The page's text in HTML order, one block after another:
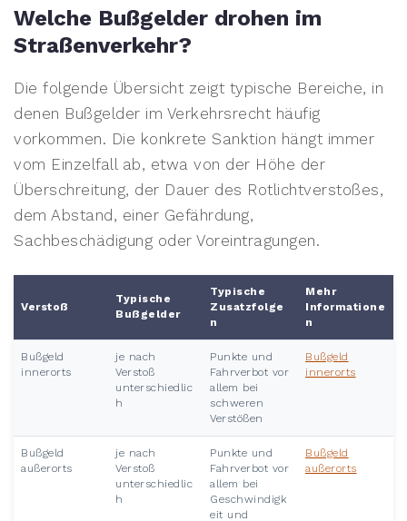
Welche Bußgelder drohen im
Straßenverkehr?
Die folgende Übersicht zeigt typische Bereiche, in
denen Bußgelder im Verkehrsrecht häufig
vorkommen. Die konkrete Sanktion hängt immer
vom Einzelfall ab, etwa von der Höhe der
Überschreitung, der Dauer des Rotlichtverstoßes,
dem Abstand, einer Gefährdung,
Sachbeschädigung oder Voreintragungen.
Verstoß
Typische
Bußgelder
Typische
Zusatzfolge
n
Mehr
Informatione
n
Bußgeld
innerorts
je nach
Verstoß
unterschiedlic
h
Punkte und
Fahrverbot vor
allem bei
schweren
Verstößen
Bußgeld
innerorts
Bußgeld
außerorts
je nach
Verstoß
unterschiedlic
h
Punkte und
Fahrverbot vor
allem bei
Geschwindigk
eit und
Bußgeld
außerorts